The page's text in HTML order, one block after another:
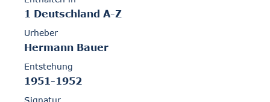
1 Deutschland A-Z
Urheber
Hermann Bauer
Entstehung
1951-1952